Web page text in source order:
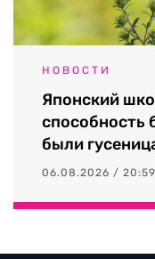
НОВОСТИ
Японский
способность
были
06.08.2026 / 20:59